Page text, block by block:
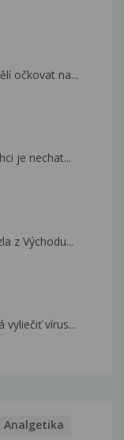
očkovat na...
je nechat...
z Východu...
vyliečiť vírus...
Analgetika